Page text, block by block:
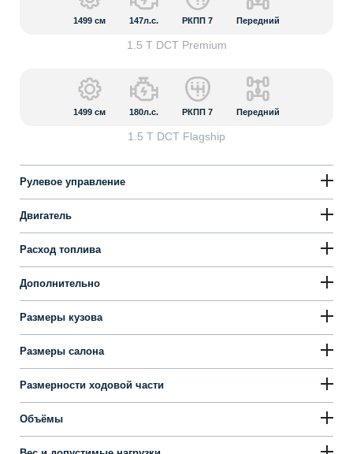
1499 см 147л.с. РКПП 7 Передний
1.5 T DCT Premium
1499 см 180л.с. РКПП 7 Передний
1.5 T DCT Flagship
Рулевое управление
Двигатель
Расход топлива
Дополнительно
Размеры кузова
Размеры салона
Размерности ходовой части
Объёмы